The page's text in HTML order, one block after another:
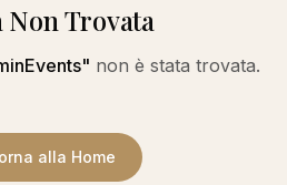
Non Trovata
" non è stata trovata.
alla Home